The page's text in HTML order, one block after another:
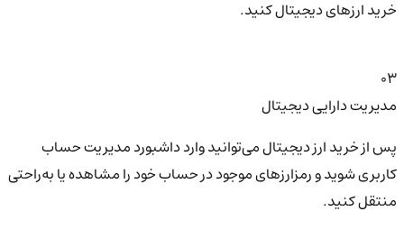
خرید ارزهای دیجیتال کنید.
03
مدیریت دارایی دیجیتال
پس از خرید ارز دیجیتال می‌توانید وارد داشبورد مدیریت حساب
کاربری شوید و رمزارزهای موجود در حساب خود را مشاهده یا به‌راحتی
منتقل کنید.